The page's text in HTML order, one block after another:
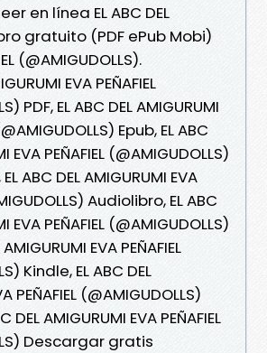
en línea EL ABC DEL
gratuito (PDF ePub Mobi)
(@AMIGUDOLLS).
EVA PEÑAFIEL
PDF, EL ABC DEL AMIGURUMI
Epub, EL ABC
EVA PEÑAFIEL (@AMIGUDOLLS)
ABC DEL AMIGURUMI EVA
Audiolibro, EL ABC
EVA PEÑAFIEL (@AMIGUDOLLS)
EVA PEÑAFIEL
Kindle, EL ABC DEL
PEÑAFIEL (@AMIGUDOLLS)
DEL AMIGURUMI EVA PEÑAFIEL
Descargar gratis